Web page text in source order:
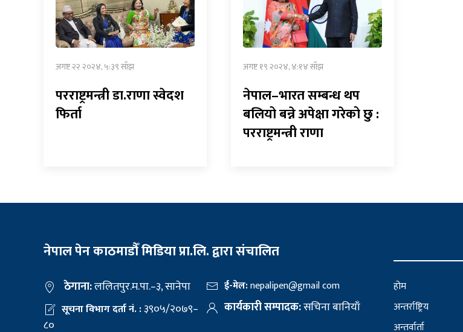
अगष्ट २२ २०२४, ५:३९ साँझ
परराष्ट्रमन्त्री डा.राणा स्वेदश
फिर्ता
अगष्ट १९ २०२४, ४:१४ साँझ
नेपाल–भारत सम्बन्ध थप
बलियो बन्ने अपेक्षा गरेको छु :
परराष्ट्रमन्त्री राणा
नेपाल पेन काठमाडौँ मिडिया प्रा.लि. द्वारा संचालित
ठेगाना:ललितपुर.म.पा.–३, सानेपा
सूचना विभाग दर्ता नं. :३९०५/२०७९–
८०
ई-मेल:nepalipen@gmail com
कार्यकारी सम्पादक:सचिना बानियाँ
होम
अन्तर्राष्ट्रिय
अन्तर्वार्ता